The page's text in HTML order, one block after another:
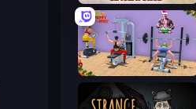
Gym Simulator 2024